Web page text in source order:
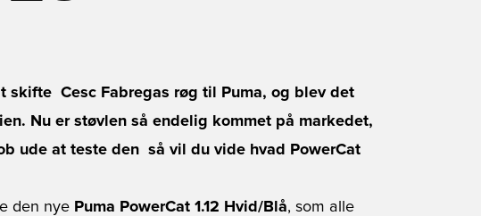
 Cesc Fabregas røg til Puma, og blev det
Nu er støvlen så endelig kommet på markedet,
ude at teste den  så vil du vide hvad PowerCat
den nye Puma PowerCat 1.12 Hvid/Blå, som alle